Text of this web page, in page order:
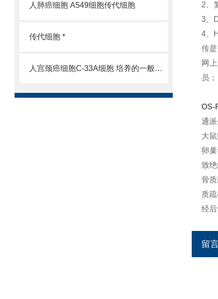
人肺癌细胞 A549细胞传代细胞
传代细胞 *
人宫颈癌细胞C-33A细胞 培养的一般过程
2、
3、
4、
传
网
员；
OS-
通
大
卵
致
骨
质
经
留